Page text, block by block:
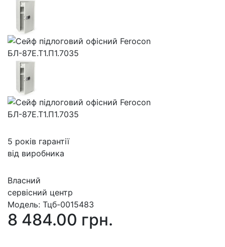
5 років гарантії
від виробника
Власний
сервісний центр
Модель: Тцб-0015483
8 484.00 грн.